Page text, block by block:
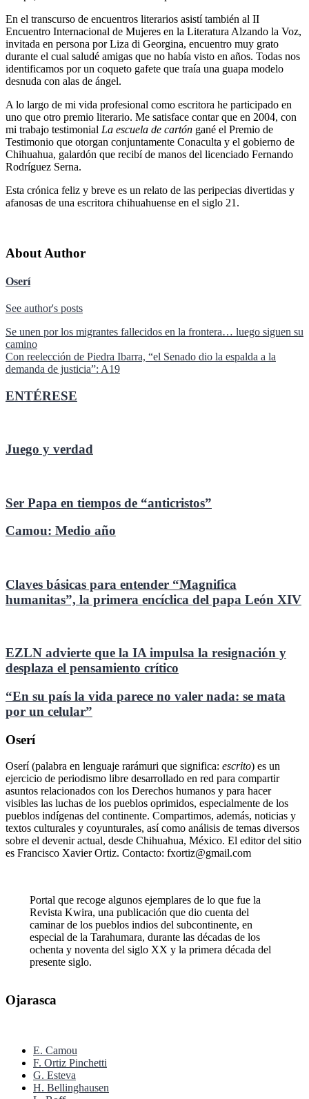
En el transcurso de encuentros literarios asistí también al II
Encuentro Internacional de Mujeres en la Literatura Alzando la Voz,
invitada en persona por Liza di Georgina, encuentro muy grato
durante el cual saludé amigas que no había visto en años. Todas nos
identificamos por un coqueto gafete que traía una guapa modelo
desnuda con alas de ángel.
A lo largo de mi vida profesional como escritora he participado en
uno que otro premio literario. Me satisface contar que en 2004, con
mi trabajo testimonial La escuela de cartón gané el Premio de
Testimonio que otorgan conjuntamente Conaculta y el gobierno de
Chihuahua, galardón que recibí de manos del licenciado Fernando
Rodríguez Serna.
Esta crónica feliz y breve es un relato de las peripecias divertidas y
afanosas de una escritora chihuahuense en el siglo 21.
About Author
Oserí
See author's posts
Navegación
de
entradas
Se unen por los migrantes fallecidos en la frontera… luego siguen su
camino
Con reelección de Piedra Ibarra, “el Senado dio la espalda a la
demanda de justicia”: A19
ENTÉRESE
Juego y verdad
Ser Papa en tiempos de “anticristos”
Camou: Medio año
Claves básicas para entender “Magnifica
humanitas”, la primera encíclica del papa León XIV
EZLN advierte que la IA impulsa la resignación y
desplaza el pensamiento crítico
“En su país la vida parece no valer nada: se mata
por un celular”
Oserí
Oserí (palabra en lenguaje rarámuri que significa: escrito) es un
ejercicio de periodismo libre desarrollado en red para compartir
asuntos relacionados con los Derechos humanos y para hacer
visibles las luchas de los pueblos oprimidos, especialmente de los
pueblos indígenas del continente. Compartimos, además, noticias y
textos culturales y coyunturales, así como análisis de temas diversos
sobre el devenir actual, desde Chihuahua, México. El editor del sitio
es Francisco Xavier Ortiz. Contacto: fxortiz@gmail.com
Portal que recoge algunos ejemplares de lo que fue la
Revista Kwira, una publicación que dio cuenta del
caminar de los pueblos indios del subcontinente, en
especial de la Tarahumara, durante las décadas de los
ochenta y noventa del siglo XX y la primera década del
presente siglo.
Ojarasca
E. Camou
F. Ortiz Pinchetti
G. Esteva
H. Bellinghausen